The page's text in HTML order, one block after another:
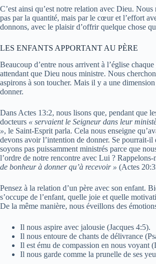
C’est ainsi qu’est notre relation avec Dieu. Nous
pas par la quantité, mais par le cœur et l’effort
donnons, avec le plaisir d’offrir quelque chose
LES ENFANTS APPORTANT AU PÈRE
Beaucoup d’entre nous arrivent à l’église
attendant que Dieu nous ministre. Nous
aspirons à son toucher. Mais il y a une
donner.
Dans Actes 13:2, nous lisons que, pendant que
docteurs « servaient le Seigneur dans leur
», le Saint-Esprit parla. Cela nous enseigne
devons avoir l’intention de donner. Se pourrait-il
soyons pas puissamment ministrés parce que
l’ordre de notre rencontre avec Lui ? Rappelons-
de bonheur à donner qu’à recevoir » (Actes
Pensez à la relation d’un père avec son enfant.
s’occupe de l’enfant, quelle joie et quelle
De la même manière, nous éveillons des
Il nous aspire avec jalousie (Jacques 4:5).
Il nous entoure de chants de délivrance
Il est ému de compassion en nous voyant
Il nous garde comme la prunelle de ses